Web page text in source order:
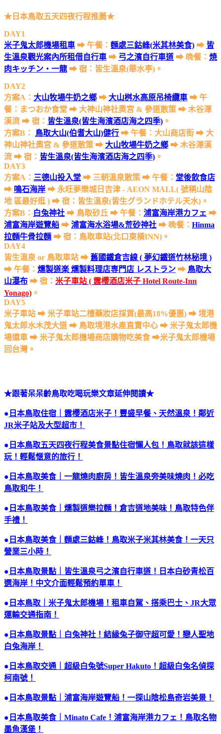
★⽇本⿃取五天四夜⾏程推薦★
DAY1
米⼦鬼太郎機場租⾞ ➡ 午餐： 麵處三鈷峰(米其林美食) ➡ 皆
⽣溫泉觀光案內所租借⾃⾏⾞ ➡ ⼸之濱⾃⾏⾞道 ➡ 晚餐： 焼
⾁キッチン・⼀龍 ➡ 宿：皆⽣溫泉(華⽔亭)。
DAY2
方案A： ⼤⼭牧場⽜奶之鄉 ➡ ⼤⼭桝⽔⾼原吊椅纜⾞ ➡ 午
餐：まつおか食堂 ➡ ⼤神⼭神社奧宮 & 參道散策 ➡ ⽊⾕澤
溪流 ➡ 宿： 皆⽣溫泉(皆⽣海濱酒店海之四季) 。
方案B：
鳥取大山(伯耆大山)健行 ➡ 午餐：大山商店街 ➡ ⼤
神⼭神社奧宮 & 參道散策 ➡ ⼤⼭牧場⽜奶之鄉 ➡ ⽊⾕澤溪
流 ➡ 宿： 皆⽣溫泉(皆⽣海濱酒店海之四季) 。
DAY3
方案A： 三德⼭投入堂 ➡ 三朝溫泉散策 ➡ 午餐： 堂後飲食店
➡ 鳴⽯海岸 ➡ 永旺夢樂城⽇吉津 - AEON MALL( 號稱⼭陰
地 區最好逛 ) ➡ 宿：皆生溫泉(皆生グランドホテル天水)。
方案B： 白兔神社 ➡ 鳥取砂丘 ➡ 午餐： 浦富海岸港カフェ ➡
浦富海岸遊覽船 ➡ 浦富海水浴場&荒砂神社 ➡ 晚餐： Hinma
拉麵牛骨拉麵 ➡ 宿：鳥取車站(北口東橫INN)。
DAY4
皆生溫泉 or 鳥取車站 ➡ 舊國鐵倉吉線 ( 夢幻鐵道⽵林秘境 )
➡ 午餐： 燻製道楽 燻製料理店専⾨店 レストラン ➡ ⿃取⼤
⼭瀑布 ➡ 宿： 米⼦⾞站 ( 露櫻酒店米⼦ Hotel Route-Inn
Yonago) 。
DAY5
米⼦⾞站 ➡ 米⼦⾞站⼆樓藥妝店採買(最⾼18%優惠) ➡ 境港
鬼太郎⽔⽊茂⼤道 ➡ ⿃取境港⽔產直賣中⼼ ➡ 米⼦鬼太郎機
場還車 ➡ 米子鬼太郎機場商店購物吃美食 ➡米子鬼太郎機場
回台灣。
★跟著呆呆齡鳥取吃喝玩樂文章延伸閱讀★
● 日本鳥取住宿｜露櫻酒店米子！豐盛早餐、天然溫泉！鄰近
JR米子站及大型超市！
● 日本鳥取五天四夜行程美食景點住宿懶人包！鳥取就該這樣
玩！輕鬆愜意的旅行！
● 日本鳥取美食｜一龍燒肉廚房！皆生溫泉旁美味燒肉！必吃
鳥取和牛！
● 日本鳥取美食｜燻製道樂拉麵！倉吉道地美味！鳥取特色伴
手禮！
● 日本鳥取美食｜麵處三鈷峰！鳥取米子米其林美食！一天只
營業三小時！
● 日本鳥取景點｜皆生溫泉弓之濱自行車道！日本白砂青松百
選海岸！中文介面輕鬆預約單車！
● 日本鳥取｜米子鬼太郎機場！租車自駕、搭乘巴士、JR大眾
運輸交通指南！
● 日本鳥取景點｜白兔神社！結緣兔子御守超可愛！戀人聖地
白兔海岸！
● 日本鳥取交通｜超級白兔號Super Hakuto！超級白兔名偵探
柯南號！
● 日本鳥取景點｜浦富海岸遊覽船！一探山陰松島奇岩美景！
● 日本鳥取美食｜Minato Cafe！浦富海岸港カフェ！鳥取名物
墨魚漢堡！